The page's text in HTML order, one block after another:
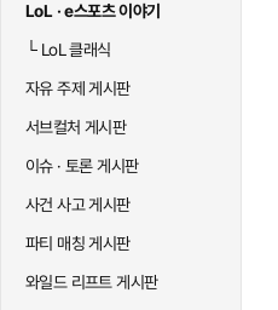
LoL · e스포츠 이야기
└LoL 클래식
자유 주제 게시판
서브컬처 게시판
이슈 · 토론 게시판
사건 사고 게시판
파티 매칭 게시판
와일드 리프트 게시판